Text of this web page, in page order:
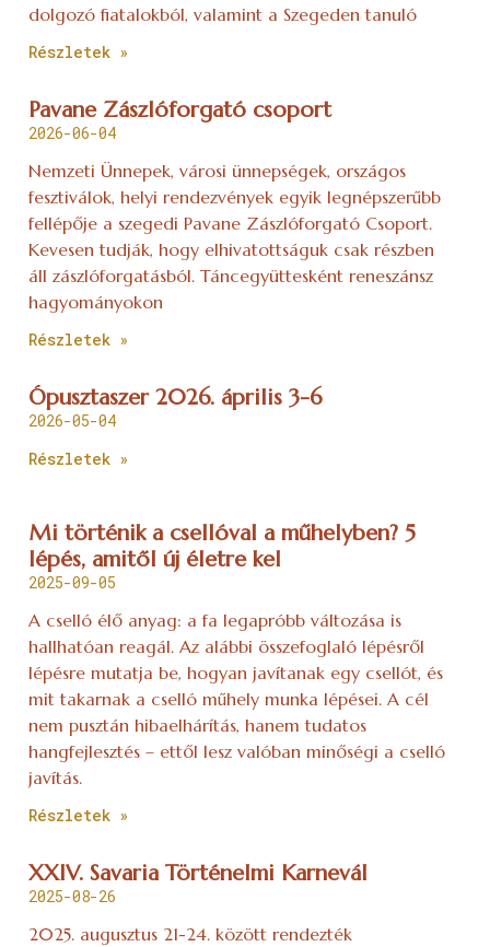
dolgozó fiatalokból, valamint a Szegeden tanuló
Részletek »
Pavane Zászlóforgató csoport
2026-06-04
Nemzeti Ünnepek, városi ünnepségek, országos
fesztiválok, helyi rendezvények egyik legnépszerűbb
fellépője a szegedi Pavane Zászlóforgató Csoport.
Kevesen tudják, hogy elhivatottságuk csak részben
áll zászlóforgatásból. Táncegyüttesként reneszánsz
hagyományokon
Részletek »
Ópusztaszer 2026. április 3-6
2026-05-04
Részletek »
Mi történik a csellóval a műhelyben? 5
lépés, amitől új életre kel
2025-09-05
A cselló élő anyag: a fa legapróbb változása is
hallhatóan reagál. Az alábbi összefoglaló lépésről
lépésre mutatja be, hogyan javítanak egy csellót, és
mit takarnak a cselló műhely munka lépései. A cél
nem pusztán hibaelhárítás, hanem tudatos
hangfejlesztés – ettől lesz valóban minőségi a cselló
javítás.
Részletek »
XXIV. Savaria Történelmi Karnevál
2025-08-26
2025. augusztus 21-24. között rendezték